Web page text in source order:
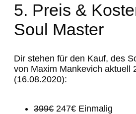
5. Preis &
Soul Master
Dir stehen für den Kauf, des
von Maxim Mankevich aktuell
(16.08.2020):
399€ 247€ Einmalig